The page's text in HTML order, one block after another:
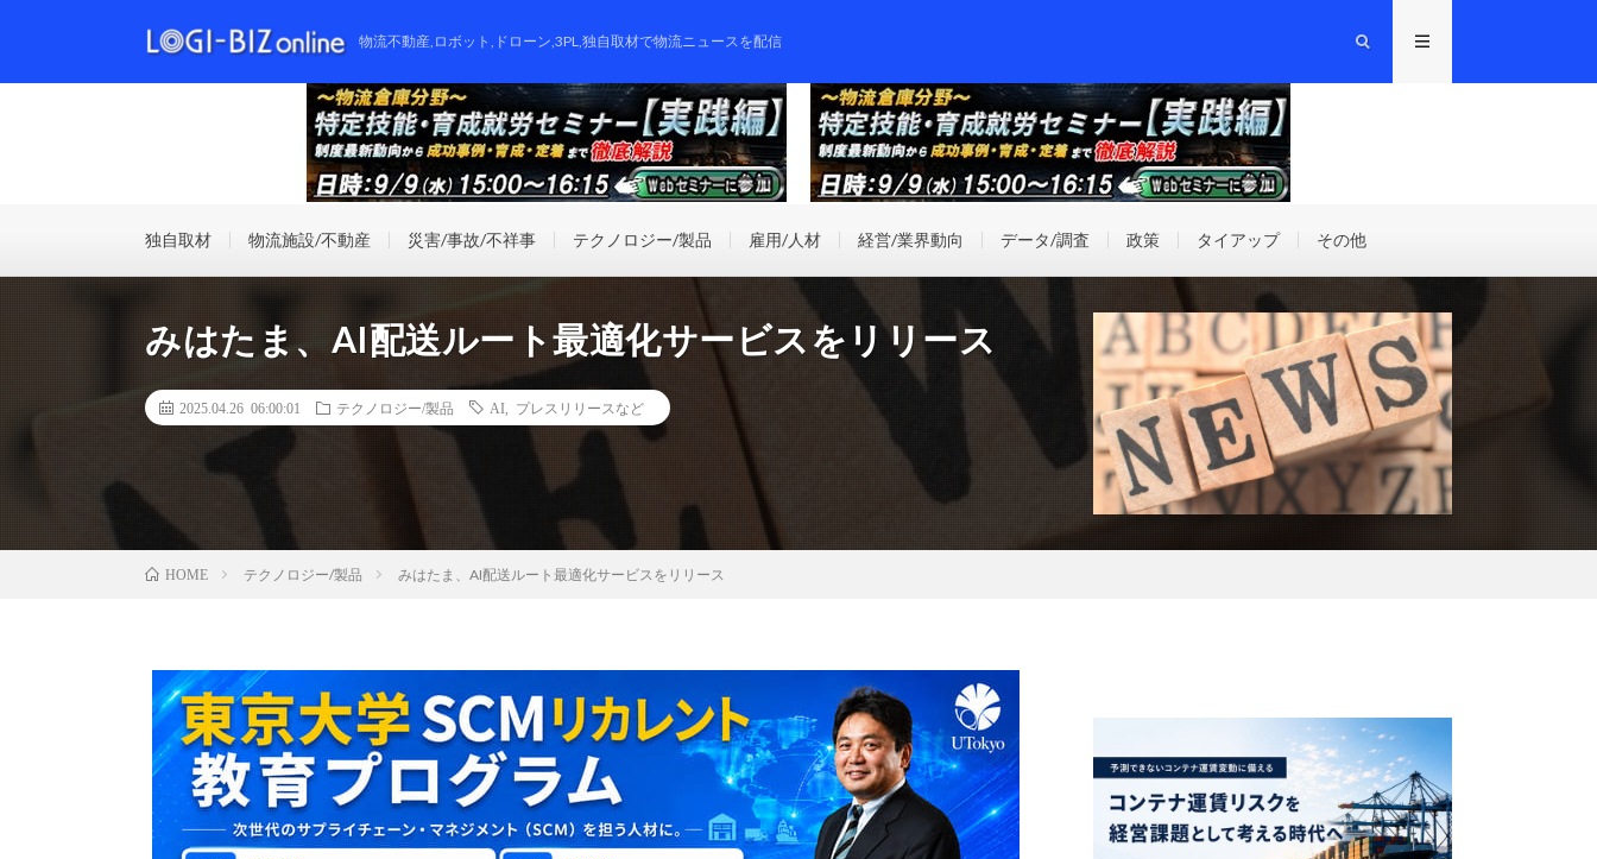
物流不動産,ロボット,ドローン,3PL,独自取材で物流ニュースを配信
独自取材 物流施設/不動産 災害/事故/不祥事 テクノロジー/製品 雇用/人材 経営/業界動向 データ/調査 政策 タイアップ その他
みはたま、AI配送ルート最適化サービスをリリース
2025.04.26 06:00:01 テクノロジー/製品 AI プレスリリースなど
HOME テクノロジー/製品 みはたま、AI配送ルート最適化サービスをリリース